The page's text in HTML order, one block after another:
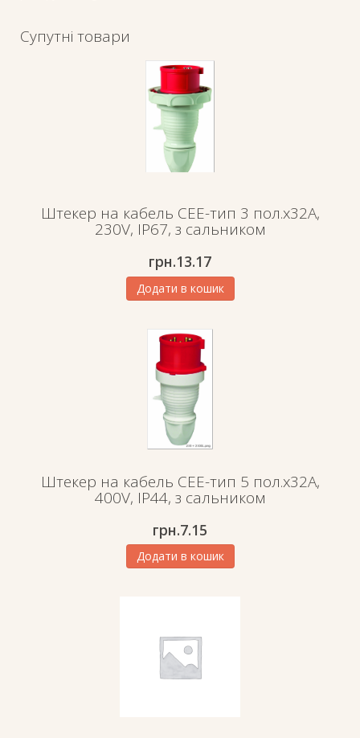
Супутні товари
Штекер на кабель СЕЕ-тип 3 пол.х32А,
230V, IP67, з сальником
грн.13.17
Додати в кошик
Штекер на кабель СЕЕ-тип 5 пол.х32А,
400V, IP44, з сальником
грн.7.15
Додати в кошик